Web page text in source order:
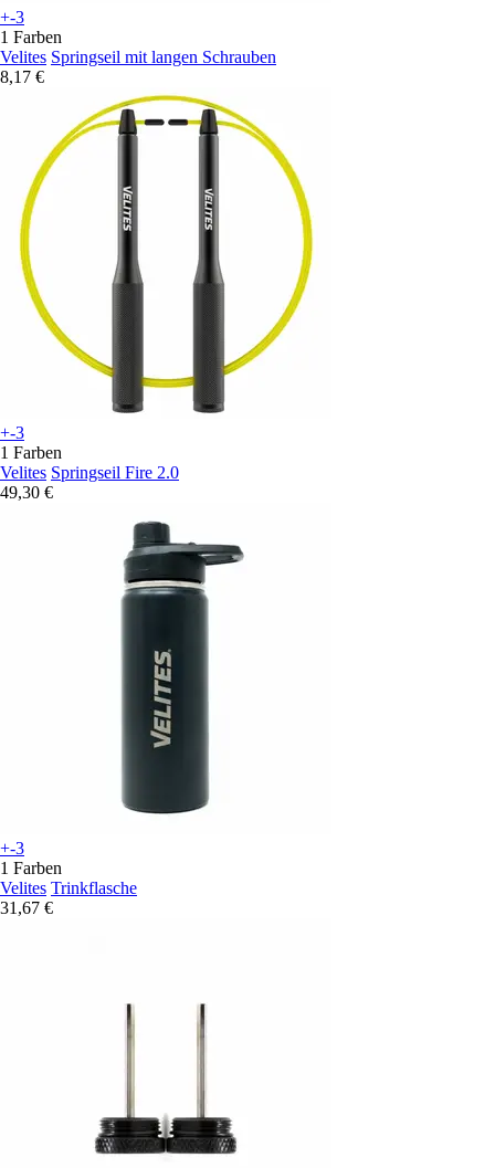
+-3
1 Farben
Velites Springseil mit langen Schrauben
8,17 €
+-3
1 Farben
Velites Springseil Fire 2.0
49,30 €
+-3
1 Farben
Velites Trinkflasche
31,67 €